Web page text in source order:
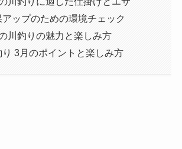
アップのための環境チェック
川釣りの魅力と楽しみ方
り 3月のポイントと楽しみ方